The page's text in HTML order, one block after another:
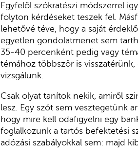
Egyfelől szókratészi módszerrel
folyton kérdéseket teszek fel.
lehetővé téve, hogy a saját
egyetlen gondolatmenet sem
35-40 percenként pedig vagy
témához többször is
vizsgálunk.
Csak olyat tanítok nekik, amiről
lesz. Egy szót sem vesztegetünk
hogy mire kell odafigyelni egy
foglalkozunk a tartós befektetési
adózási szabályokkal sem: majd